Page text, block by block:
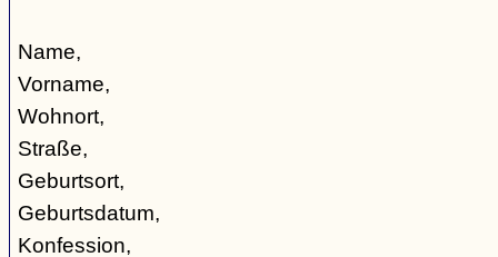
Name,
Vorname,
Wohnort,
Straße,
Geburtsort,
Geburtsdatum,
Konfession,